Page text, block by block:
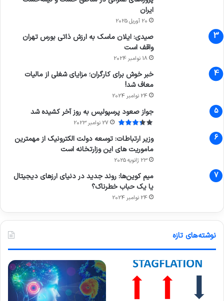
ایران
20 آوریل 2025
صیدی: ایلان ماسک به ارزش ذاتی بورس تهران
واقف است
18 نوامبر 2024
خبر خوش برای کارگران؛ مزایای شغلی از مالیات
معاف شد!
24 نوامبر 2024
جواز صعود پرسپولیس به روز آخر کشیده شد
27 نوامبر 2023
وزیر ارتباطات: توسعه دولت الکترونیک از مهمترین
ماموریت های این وزارتخانه است
23 ژانویه 2025
میم کوین‌ها: روند جدید در دنیای ارزهای دیجیتال
یا یک حباب خطرناک؟
24 نوامبر 2024
نوشته‌های تازه